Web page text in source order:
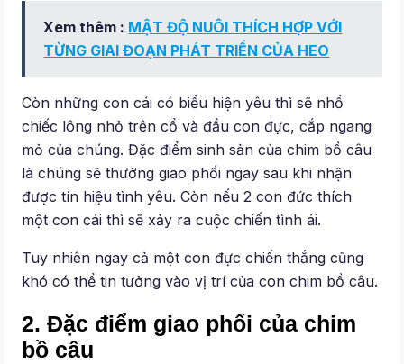
Xem thêm : MẬT ĐỘ NUÔI THÍCH HỢP VỚI
TỪNG GIAI ĐOẠN PHÁT TRIỂN CỦA HEO
Còn những con cái có biểu hiện yêu thì sẽ nhổ
chiếc lông nhỏ trên cổ và đầu con đực, cắp ngang
mỏ của chúng. Đặc điểm sinh sản của chim bồ câu
là chúng sẽ thường giao phối ngay sau khi nhận
được tín hiệu tình yêu. Còn nếu 2 con đức thích
một con cái thì sẽ xảy ra cuộc chiến tình ái.
Tuy nhiên ngay cả một con đực chiến thắng cũng
khó có thể tin tưởng vào vị trí của con chim bồ câu.
2. Đặc điểm giao phối của chim
bồ câu